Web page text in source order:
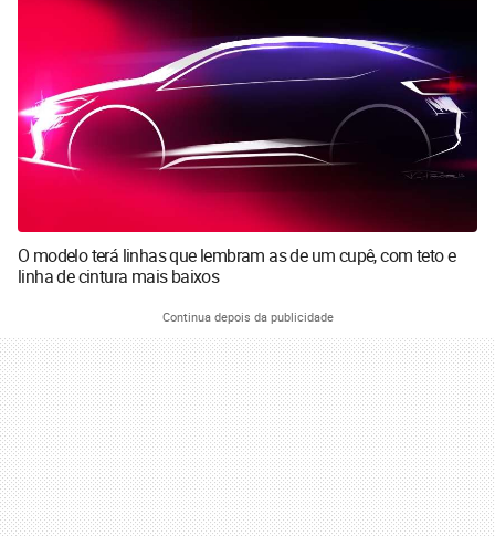
O modelo terá linhas que lembram as de um cupê, com teto e
linha de cintura mais baixos
Continua depois da publicidade